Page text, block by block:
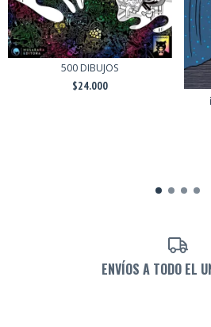
500 DIBUJOS
$24.000
ENVÍOS A TODO EL